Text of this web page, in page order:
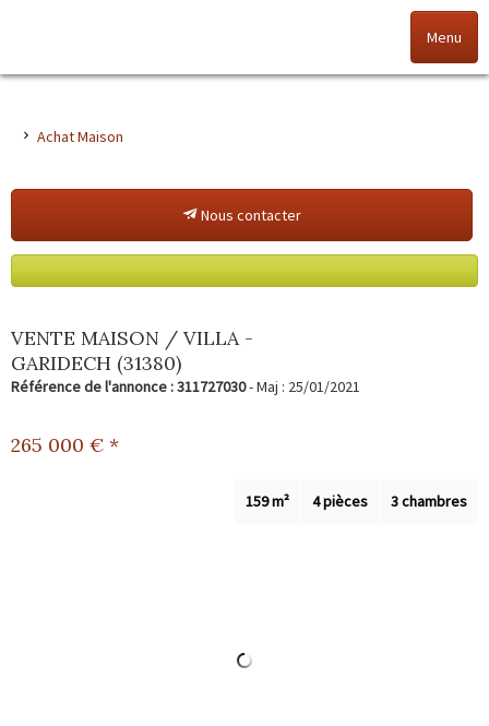
Menu
Vendez votre bien
Alerte immo
Gestion
Achat Maison
Nous contacter
VENTE MAISON / VILLA -
GARIDECH (31380)
Référence de l'annonce : 311727030- Maj : 25/01/2021
265 000 € *
3 chambres
4 pièces
159 m²